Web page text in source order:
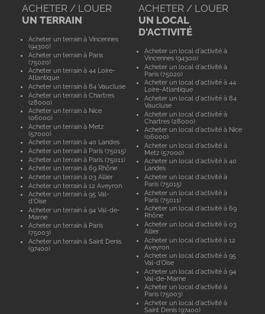
ACHETER / LOUER
UN TERRAIN
Acheter un terrain à Vincennes
(94300)
Acheter un terrain à Paris
(75020)
Acheter un terrain à 44 Loire-
Atlantique
Acheter un terrain à 84 Vaucluse
Acheter un terrain à Chartres
(28000)
Acheter un terrain à Nice
(06000)
Acheter un terrain à Metz
(57000)
Acheter un terrain à 40 Landes
Acheter un terrain à Paris (75015)
Acheter un terrain à Paris (75011)
Acheter un terrain à 69 Rhône
Acheter un terrain à 03 Allier
Acheter un terrain à 12 Aveyron
Acheter un terrain à 95 Val-
d'Oise
Acheter un terrain à 94 Val-de-
Marne
Acheter un terrain à Paris
(75003)
Acheter un terrain à Saint Denis
(97400)
ACHETER / LOUER
UN LOCAL
D'ACTIVITÉ
Acheter un local d'activité à
Vincennes (94300)
Acheter un local d'activité à
Paris (75020)
Acheter un local d'activité à 44
Loire-Atlantique
Acheter un local d'activité à 84
Vaucluse
Acheter un local d'activité à
Chartres (28000)
Acheter un local d'activité à Nice
(06000)
Acheter un local d'activité à
Metz (57000)
Acheter un local d'activité à 40
Landes
Acheter un local d'activité à
Paris (75015)
Acheter un local d'activité à
Paris (75011)
Acheter un local d'activité à 69
Rhône
Acheter un local d'activité à 03
Allier
Acheter un local d'activité à 12
Aveyron
Acheter un local d'activité à 95
Val-d'Oise
Acheter un local d'activité à 94
Val-de-Marne
Acheter un local d'activité à
Paris (75003)
Acheter un local d'activité à
Saint Denis (97400)